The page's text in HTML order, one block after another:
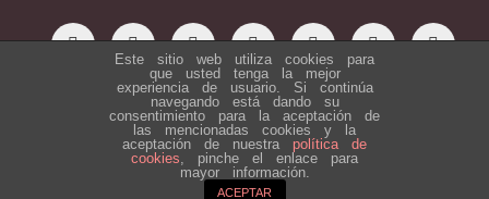
Diseñado por
©2020. Todos Los Derechos Reservados |
Política de Privacidad
Este sitio web utiliza cookies para
que usted tenga la mejor
experiencia de usuario. Si continúa
navegando está dando su
consentimiento para la aceptación de
las mencionadas cookies y la
aceptación de nuestra política de
cookies, pinche el enlace para
mayor información.
ACEPTAR